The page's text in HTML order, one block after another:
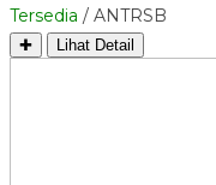
Tersedia / ANTRSB
✚ Lihat Detail